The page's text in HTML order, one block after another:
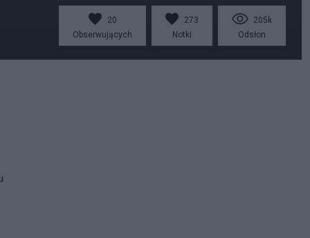
20
Obserwujących
273
Notki
205k
Odsłon